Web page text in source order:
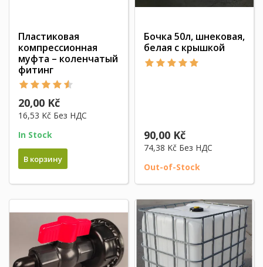
Пластиковая
компрессионная
муфта – коленчатый
фитинг
20,00 Kč
16,53 Kč Без НДС
In Stock
В корзину
Бочка 50л, шнековая,
белая с крышкой
90,00 Kč
74,38 Kč Без НДС
Out-of-Stock